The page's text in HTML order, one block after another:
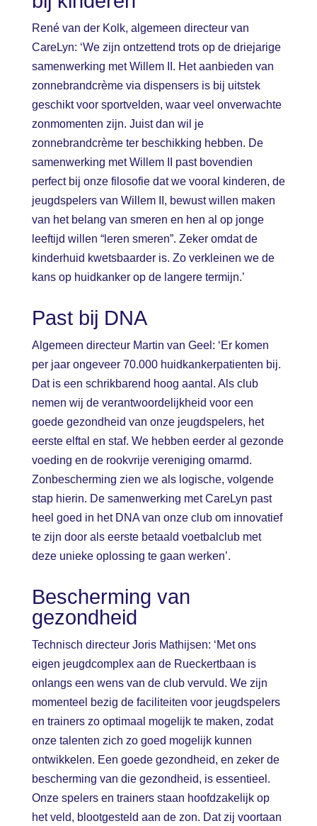
René van der Kolk, algemeen directeur van
CareLyn: ‘We zijn ontzettend trots op de driejarige
samenwerking met Willem II. Het aanbieden van
zonnebrandcrème via dispensers is bij uitstek
geschikt voor sportvelden, waar veel onverwachte
zonmomenten zijn. Juist dan wil je
zonnebrandcrème ter beschikking hebben. De
samenwerking met Willem II past bovendien
perfect bij onze filosofie dat we vooral kinderen, de
jeugdspelers van Willem II, bewust willen maken
van het belang van smeren en hen al op jonge
leeftijd willen “leren smeren”. Zeker omdat de
kinderhuid kwetsbaarder is. Zo verkleinen we de
kans op huidkanker op de langere termijn.’
Past bij DNA
Algemeen directeur Martin van Geel: ‘Er komen
per jaar ongeveer 70.000 huidkankerpatienten bij.
Dat is een schrikbarend hoog aantal. Als club
nemen wij de verantwoordelijkheid voor een
goede gezondheid van onze jeugdspelers, het
eerste elftal en staf. We hebben eerder al gezonde
voeding en de rookvrije vereniging omarmd.
Zonbescherming zien we als logische, volgende
stap hierin. De samenwerking met CareLyn past
heel goed in het DNA van onze club om innovatief
te zijn door als eerste betaald voetbalclub met
deze unieke oplossing te gaan werken’.
Bescherming van
gezondheid
Technisch directeur Joris Mathijsen: ‘Met ons
eigen jeugdcomplex aan de Rueckertbaan is
onlangs een wens van de club vervuld. We zijn
momenteel bezig de faciliteiten voor jeugdspelers
en trainers zo optimaal mogelijk te maken, zodat
onze talenten zich zo goed mogelijk kunnen
ontwikkelen. Een goede gezondheid, en zeker de
bescherming van die gezondheid, is essentieel.
Onze spelers en trainers staan hoofdzakelijk op
het veld, blootgesteld aan de zon. Dat zij voortaan